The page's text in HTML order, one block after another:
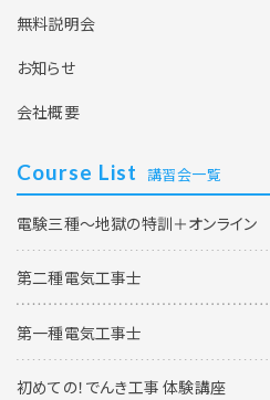
無料説明会
お知らせ
会社概要
Course List 講習会一覧
電験三種～地獄の特訓＋オンライン
第二種電気工事士
第一種電気工事士
初めての！でんき工事 体験講座